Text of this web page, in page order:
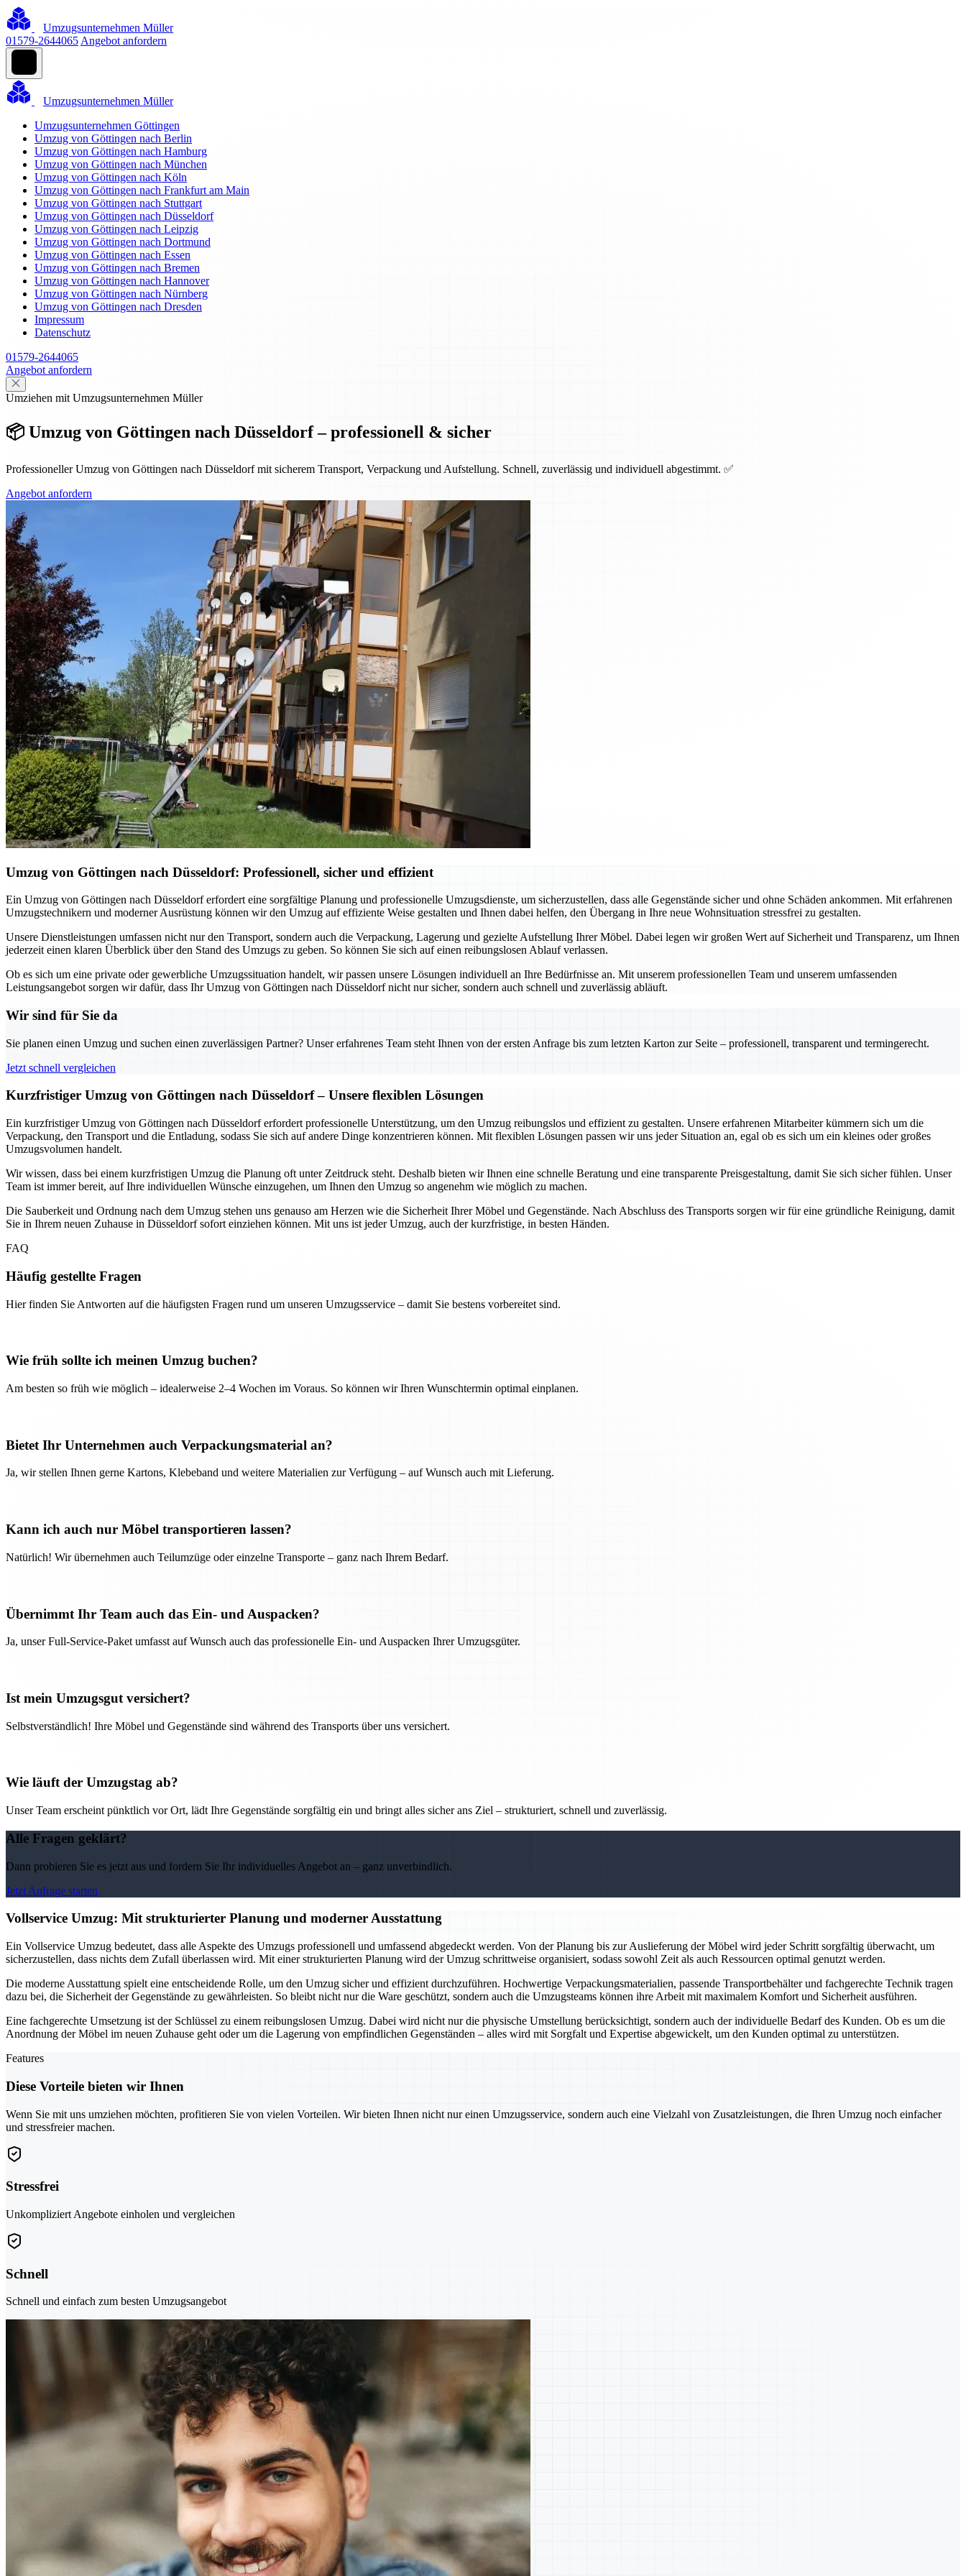
Umzugsunternehmen Müller
01579-2644065 Angebot anfordern
Umzugsunternehmen Müller
Umzugsunternehmen Göttingen
Umzug von Göttingen nach Berlin
Umzug von Göttingen nach Hamburg
Umzug von Göttingen nach München
Umzug von Göttingen nach Köln
Umzug von Göttingen nach Frankfurt am Main
Umzug von Göttingen nach Stuttgart
Umzug von Göttingen nach Düsseldorf
Umzug von Göttingen nach Leipzig
Umzug von Göttingen nach Dortmund
Umzug von Göttingen nach Essen
Umzug von Göttingen nach Bremen
Umzug von Göttingen nach Hannover
Umzug von Göttingen nach Nürnberg
Umzug von Göttingen nach Dresden
Impressum
Datenschutz
01579-2644065
Angebot anfordern
Umziehen mit Umzugsunternehmen Müller
📦 Umzug von Göttingen nach Düsseldorf – professionell & sicher
Professioneller Umzug von Göttingen nach Düsseldorf mit sicherem Transport, Verpackung und Aufstellung. Schnell, zuverlässig und individuell abgestimmt. ✅
Angebot anfordern
Umzug von Göttingen nach Düsseldorf: Professionell, sicher und effizient
Ein Umzug von Göttingen nach Düsseldorf erfordert eine sorgfältige Planung und professionelle Umzugsdienste, um sicherzustellen, dass alle Gegenstände sicher und ohne Schäden ankommen. Mit erfahrenen
Umzugstechnikern und moderner Ausrüstung können wir den Umzug auf effiziente Weise gestalten und Ihnen dabei helfen, den Übergang in Ihre neue Wohnsituation stressfrei zu gestalten.
Unsere Dienstleistungen umfassen nicht nur den Transport, sondern auch die Verpackung, Lagerung und gezielte Aufstellung Ihrer Möbel. Dabei legen wir großen Wert auf Sicherheit und Transparenz, um Ihnen
jederzeit einen klaren Überblick über den Stand des Umzugs zu geben. So können Sie sich auf einen reibungslosen Ablauf verlassen.
Ob es sich um eine private oder gewerbliche Umzugssituation handelt, wir passen unsere Lösungen individuell an Ihre Bedürfnisse an. Mit unserem professionellen Team und unserem umfassenden
Leistungsangebot sorgen wir dafür, dass Ihr Umzug von Göttingen nach Düsseldorf nicht nur sicher, sondern auch schnell und zuverlässig abläuft.
Wir sind für Sie da
Sie planen einen Umzug und suchen einen zuverlässigen Partner? Unser erfahrenes Team steht Ihnen von der ersten Anfrage bis zum letzten Karton zur Seite – professionell, transparent und termingerecht.
Jetzt schnell vergleichen
Kurzfristiger Umzug von Göttingen nach Düsseldorf – Unsere flexiblen Lösungen
Ein kurzfristiger Umzug von Göttingen nach Düsseldorf erfordert professionelle Unterstützung, um den Umzug reibungslos und effizient zu gestalten. Unsere erfahrenen Mitarbeiter kümmern sich um die
Verpackung, den Transport und die Entladung, sodass Sie sich auf andere Dinge konzentrieren können. Mit flexiblen Lösungen passen wir uns jeder Situation an, egal ob es sich um ein kleines oder großes
Umzugsvolumen handelt.
Wir wissen, dass bei einem kurzfristigen Umzug die Planung oft unter Zeitdruck steht. Deshalb bieten wir Ihnen eine schnelle Beratung und eine transparente Preisgestaltung, damit Sie sich sicher fühlen. Unser
Team ist immer bereit, auf Ihre individuellen Wünsche einzugehen, um Ihnen den Umzug so angenehm wie möglich zu machen.
Die Sauberkeit und Ordnung nach dem Umzug stehen uns genauso am Herzen wie die Sicherheit Ihrer Möbel und Gegenstände. Nach Abschluss des Transports sorgen wir für eine gründliche Reinigung, damit
Sie in Ihrem neuen Zuhause in Düsseldorf sofort einziehen können. Mit uns ist jeder Umzug, auch der kurzfristige, in besten Händen.
FAQ
Häufig gestellte Fragen
Hier finden Sie Antworten auf die häufigsten Fragen rund um unseren Umzugsservice – damit Sie bestens vorbereitet sind.
Wie früh sollte ich meinen Umzug buchen?
Am besten so früh wie möglich – idealerweise 2–4 Wochen im Voraus. So können wir Ihren Wunschtermin optimal einplanen.
Bietet Ihr Unternehmen auch Verpackungsmaterial an?
Ja, wir stellen Ihnen gerne Kartons, Klebeband und weitere Materialien zur Verfügung – auf Wunsch auch mit Lieferung.
Kann ich auch nur Möbel transportieren lassen?
Natürlich! Wir übernehmen auch Teilumzüge oder einzelne Transporte – ganz nach Ihrem Bedarf.
Übernimmt Ihr Team auch das Ein- und Auspacken?
Ja, unser Full-Service-Paket umfasst auf Wunsch auch das professionelle Ein- und Auspacken Ihrer Umzugsgüter.
Ist mein Umzugsgut versichert?
Selbstverständlich! Ihre Möbel und Gegenstände sind während des Transports über uns versichert.
Wie läuft der Umzugstag ab?
Unser Team erscheint pünktlich vor Ort, lädt Ihre Gegenstände sorgfältig ein und bringt alles sicher ans Ziel – strukturiert, schnell und zuverlässig.
Alle Fragen geklärt?
Dann probieren Sie es jetzt aus und fordern Sie Ihr individuelles Angebot an – ganz unverbindlich.
Jetzt Anfrage starten
Vollservice Umzug: Mit strukturierter Planung und moderner Ausstattung
Ein Vollservice Umzug bedeutet, dass alle Aspekte des Umzugs professionell und umfassend abgedeckt werden. Von der Planung bis zur Auslieferung der Möbel wird jeder Schritt sorgfältig überwacht, um
sicherzustellen, dass nichts dem Zufall überlassen wird. Mit einer strukturierten Planung wird der Umzug schrittweise organisiert, sodass sowohl Zeit als auch Ressourcen optimal genutzt werden.
Die moderne Ausstattung spielt eine entscheidende Rolle, um den Umzug sicher und effizient durchzuführen. Hochwertige Verpackungsmaterialien, passende Transportbehälter und fachgerechte Technik tragen
dazu bei, die Sicherheit der Gegenstände zu gewährleisten. So bleibt nicht nur die Ware geschützt, sondern auch die Umzugsteams können ihre Arbeit mit maximalem Komfort und Sicherheit ausführen.
Eine fachgerechte Umsetzung ist der Schlüssel zu einem reibungslosen Umzug. Dabei wird nicht nur die physische Umstellung berücksichtigt, sondern auch der individuelle Bedarf des Kunden. Ob es um die
Anordnung der Möbel im neuen Zuhause geht oder um die Lagerung von empfindlichen Gegenständen – alles wird mit Sorgfalt und Expertise abgewickelt, um den Kunden optimal zu unterstützen.
Features
Diese Vorteile bieten wir Ihnen
Wenn Sie mit uns umziehen möchten, profitieren Sie von vielen Vorteilen. Wir bieten Ihnen nicht nur einen Umzugsservice, sondern auch eine Vielzahl von Zusatzleistungen, die Ihren Umzug noch einfacher
und stressfreier machen.
Stressfrei
Unkompliziert Angebote einholen und vergleichen
Schnell
Schnell und einfach zum besten Umzugsangebot